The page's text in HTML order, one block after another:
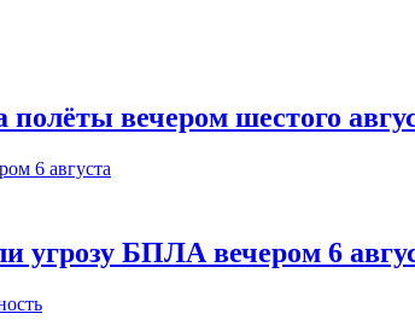
вечером шестого
угрозу БПЛА вечером 6